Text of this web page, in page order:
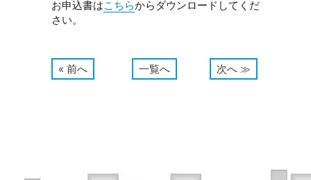
お申込書はこちらからダウンロードしてくだ
さい。
« 前へ 一覧へ 次へ ≫